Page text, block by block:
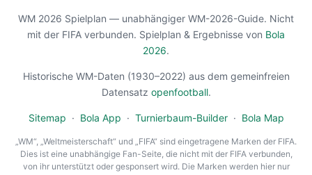
WM 2026 Spielplan — unabhängiger WM-2026-Guide. Nicht
mit der FIFA verbunden. Spielplan & Ergebnisse von Bola
2026.
Historische WM-Daten (1930–2022) aus dem gemeinfreien
Datensatz openfootball.
Sitemap · Bola App · Turnierbaum-Builder · Bola Map
„WM“, „Weltmeisterschaft“ und „FIFA“ sind eingetragene Marken der FIFA.
Dies ist eine unabhängige Fan-Seite, die nicht mit der FIFA verbunden,
von ihr unterstützt oder gesponsert wird. Die Marken werden hier nur